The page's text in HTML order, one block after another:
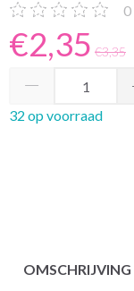
0
€2,35 €3,35
32 op voorraad
OMSCHRIJVING